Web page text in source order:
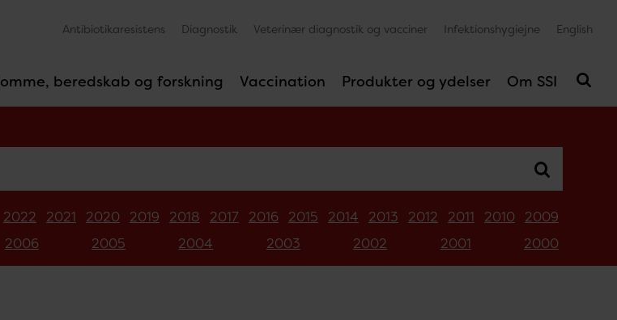
beredskab og forskning Vaccination Produkter og ydelser Om SSI
Antibiotikaresistens Diagnostik Veterinær diagnostik og vacciner Infektionshygiejne English
2022 2021 2020 2019 2018 2017 2016 2015 2014 2013 2012 2011 2010
2009
2006 2005 2004 2003 2002 2001 2000